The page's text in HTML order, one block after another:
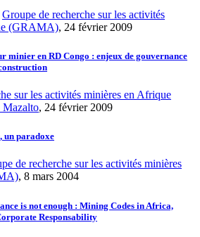
Groupe de recherche sur les activités
(GRAMA), 24 février 2009
minier en RD Congo : enjeux de gouvernance
sur les activités minières en Afrique
Mazalto, 24 février 2009
un paradoxe
de recherche sur les activités minières
, 8 mars 2004
is not enough : Mining Codes in Africa,
Responsability